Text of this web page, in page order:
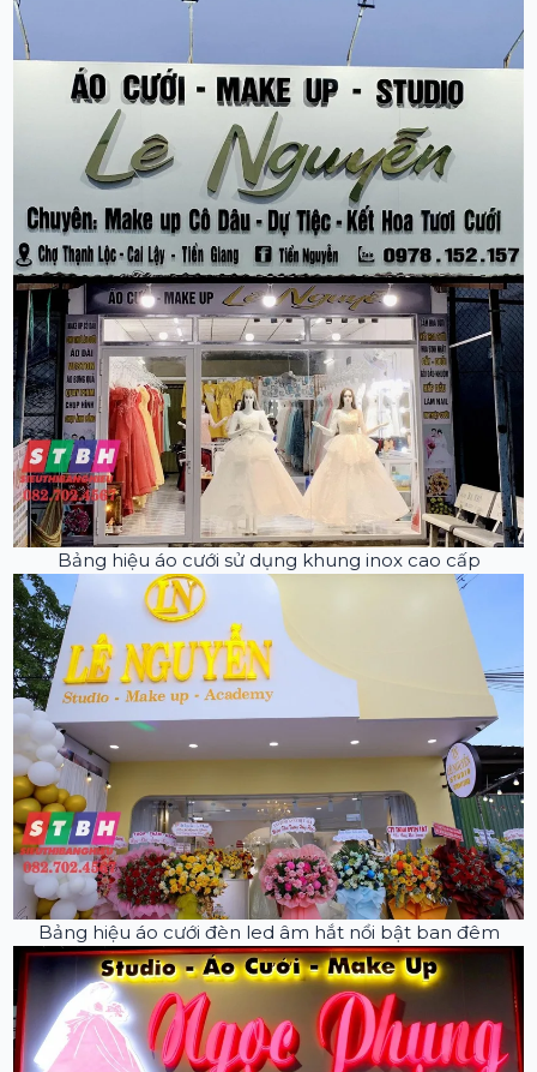
Bảng hiệu áo cưới sử dụng khung inox cao cấp
Bảng hiệu áo cưới đèn led âm hắt nổi bật ban đêm